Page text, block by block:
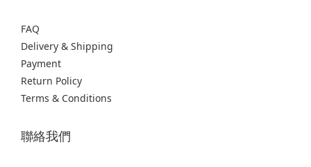
FAQ
Delivery & Shipping
Payment
Return Policy
Terms & Conditions
聯絡我們